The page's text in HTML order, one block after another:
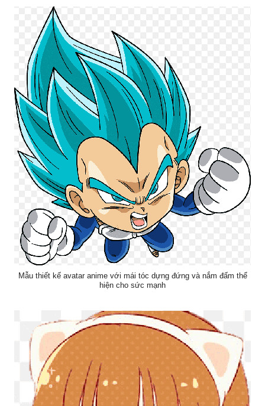
Mẫu thiết kế avatar anime với mái tóc dựng đứng và nắm đấm thể
hiện cho sức mạnh